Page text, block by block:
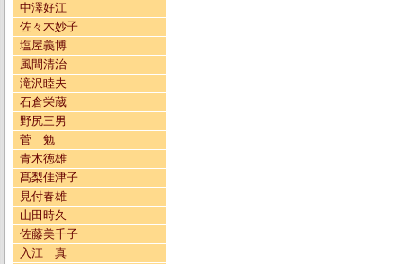
中澤好江
佐々木妙子
塩屋義博
風間清治
滝沢睦夫
石倉栄蔵
野尻三男
菅 勉
青木徳雄
髙梨佳津子
見付春雄
山田時久
佐藤美千子
入江 真